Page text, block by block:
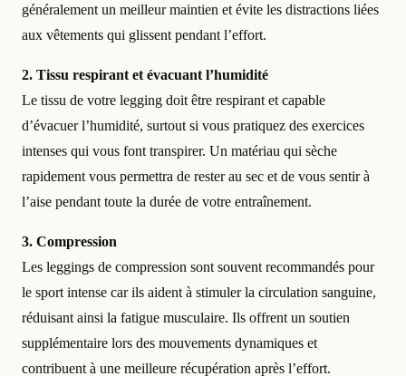
généralement un meilleur maintien et évite les distractions liées
aux vêtements qui glissent pendant l’effort.
2. Tissu respirant et évacuant l’humidité
Le tissu de votre legging doit être respirant et capable
d’évacuer l’humidité, surtout si vous pratiquez des exercices
intenses qui vous font transpirer. Un matériau qui sèche
rapidement vous permettra de rester au sec et de vous sentir à
l’aise pendant toute la durée de votre entraînement.
3. Compression
Les leggings de compression sont souvent recommandés pour
le sport intense car ils aident à stimuler la circulation sanguine,
réduisant ainsi la fatigue musculaire. Ils offrent un soutien
supplémentaire lors des mouvements dynamiques et
contribuent à une meilleure récupération après l’effort.